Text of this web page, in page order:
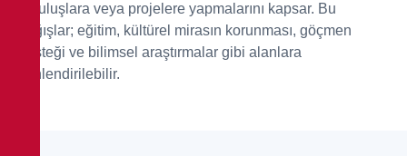
kuruluşlara veya projelere yapmalarını kapsar. Bu
bağışlar; eğitim, kültürel mirasın korunması, göçmen
desteği ve bilimsel araştırmalar gibi alanlara
yönlendirilebilir.